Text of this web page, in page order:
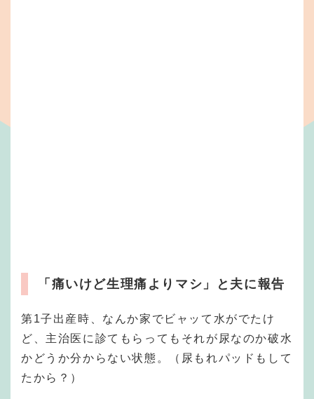
「痛いけど生理痛よりマシ」と夫に報告
第1子出産時、なんか家でビャッて水がでたけ
ど、主治医に診てもらってもそれが尿なのか破水
かどうか分からない状態。（尿もれパッドもして
たから？）